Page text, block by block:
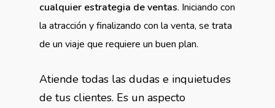
cualquier estrategia de ventas. Iniciando con
la atracción y finalizando con la venta, se trata
de un viaje que requiere un buen plan.
Atiende todas las dudas e inquietudes
de tus clientes. Es un aspecto